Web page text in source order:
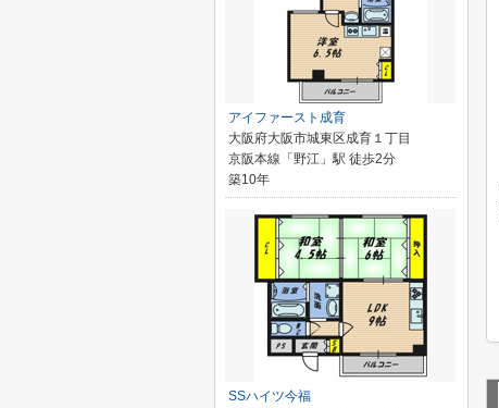
アイファースト成育
大阪府大阪市城東区成育１丁目
京阪本線「野江」駅 徒歩2分
築10年
SSハイツ今福